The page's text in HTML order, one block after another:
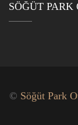
SÖĞÜT PARK
© Söğüt Park